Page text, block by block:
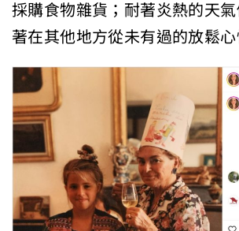
採購食物雜貨；耐著炎熱的天
著在其他地方從未有過的放鬆